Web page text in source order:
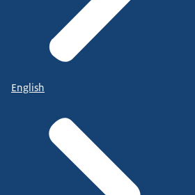
English